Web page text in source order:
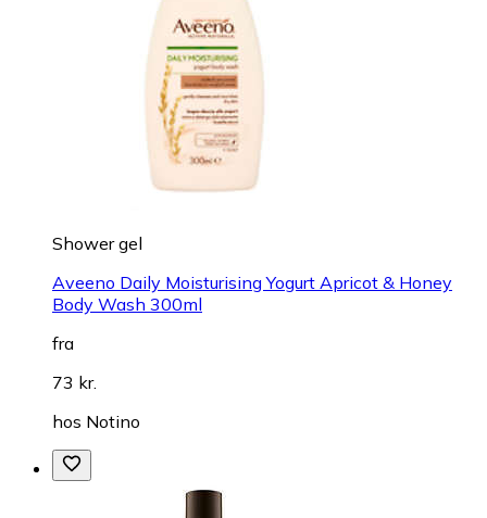
Shower gel
Aveeno Daily Moisturising Yogurt Apricot & Honey
Body Wash 300ml
fra
73 kr.
hos Notino